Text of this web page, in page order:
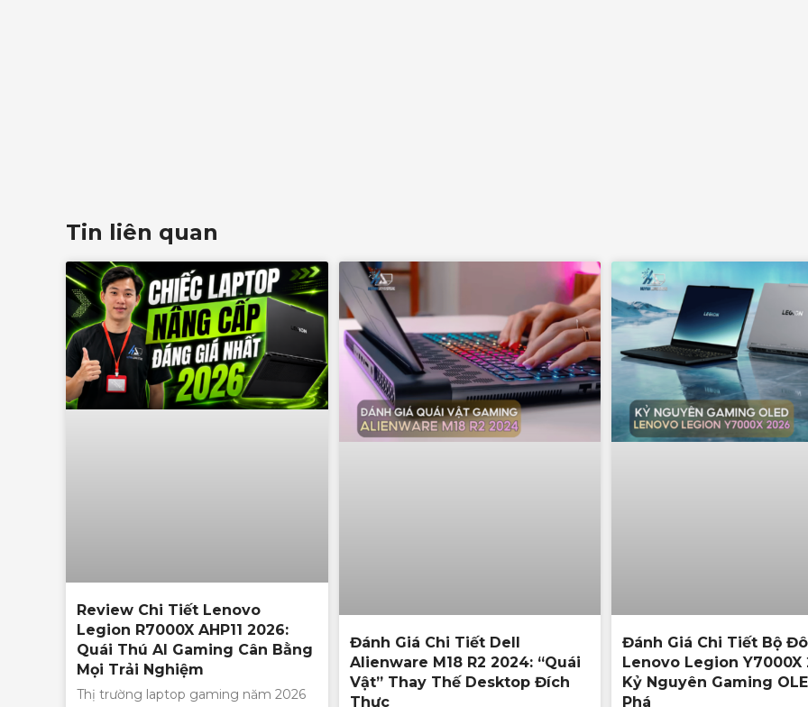
Tin liên quan
Review Chi Tiết Lenovo
Legion R7000X AHP11 2026:
Quái Thú AI Gaming Cân Bằng
Mọi Trải Nghiệm
Thị trường laptop gaming năm 2026
Đánh Giá Chi Tiết Dell
Alienware M18 R2 2024: “Quái
Vật” Thay Thế Desktop Đích
Thực
Đánh Giá Chi Tiết Bộ
Lenovo Legion Y7000X
Kỷ Nguyên Gaming
Phá